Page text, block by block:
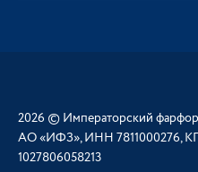
2026 © Императорский
АО «ИФЗ», ИНН 7811000276,
1027806058213